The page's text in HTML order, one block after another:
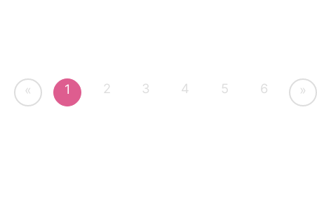
« 1 2 3 4 5 6 »